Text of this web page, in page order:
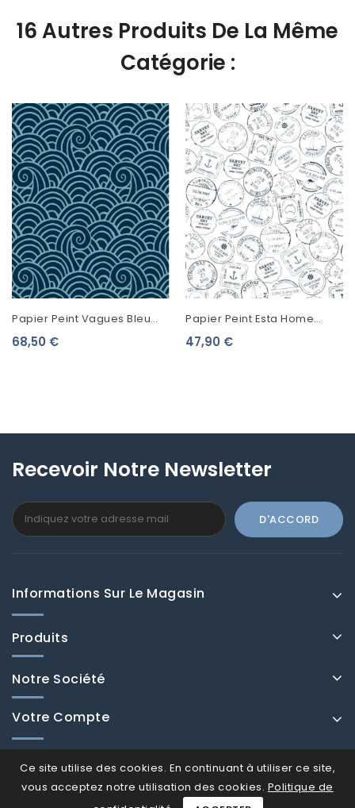
16 Autres Produits De La Même
Catégorie :
Papier Peint Vagues Bleu
Marine FD26305
68,50 €
Papier Peint Esta Home
Regatta Crew Timbres Surf
47,90 €
Recevoir Notre Newsletter
Informations Sur Le Magasin
Produits
Notre Société
Votre Compte
Ce site utilise des cookies. En continuant à utiliser ce site,
vous acceptez notre utilisation des cookies. Politique de